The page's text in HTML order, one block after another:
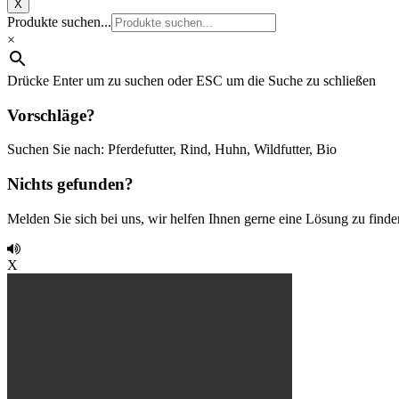
X
Produkte suchen...
×
Drücke Enter um zu suchen oder ESC um die Suche zu schließen
Vorschläge?
Suchen Sie nach: Pferdefutter, Rind, Huhn, Wildfutter, Bio
Nichts gefunden?
Melden Sie sich bei uns, wir helfen Ihnen gerne eine Lösung zu
X